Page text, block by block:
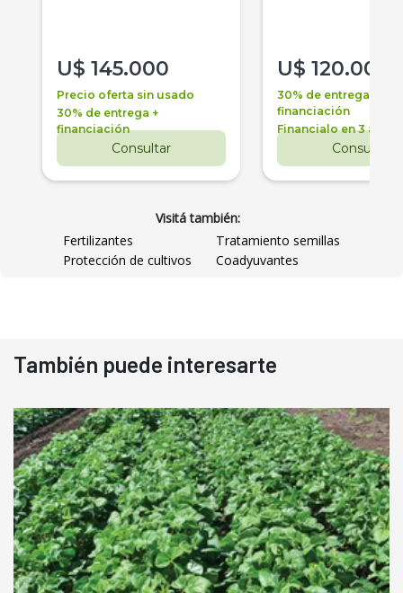
U$ 145.000
Precio oferta sin usado
30% de entrega +
financiación
Consultar
U$ 120.000
30% de entrega +
financiación
Financialo en 3 años
Consultar
Visitá también:
Fertilizantes
Tratamiento semillas
Protección de cultivos
Coadyuvantes
También puede interesarte